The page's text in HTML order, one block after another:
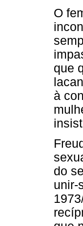
O
que
à
do
unir-